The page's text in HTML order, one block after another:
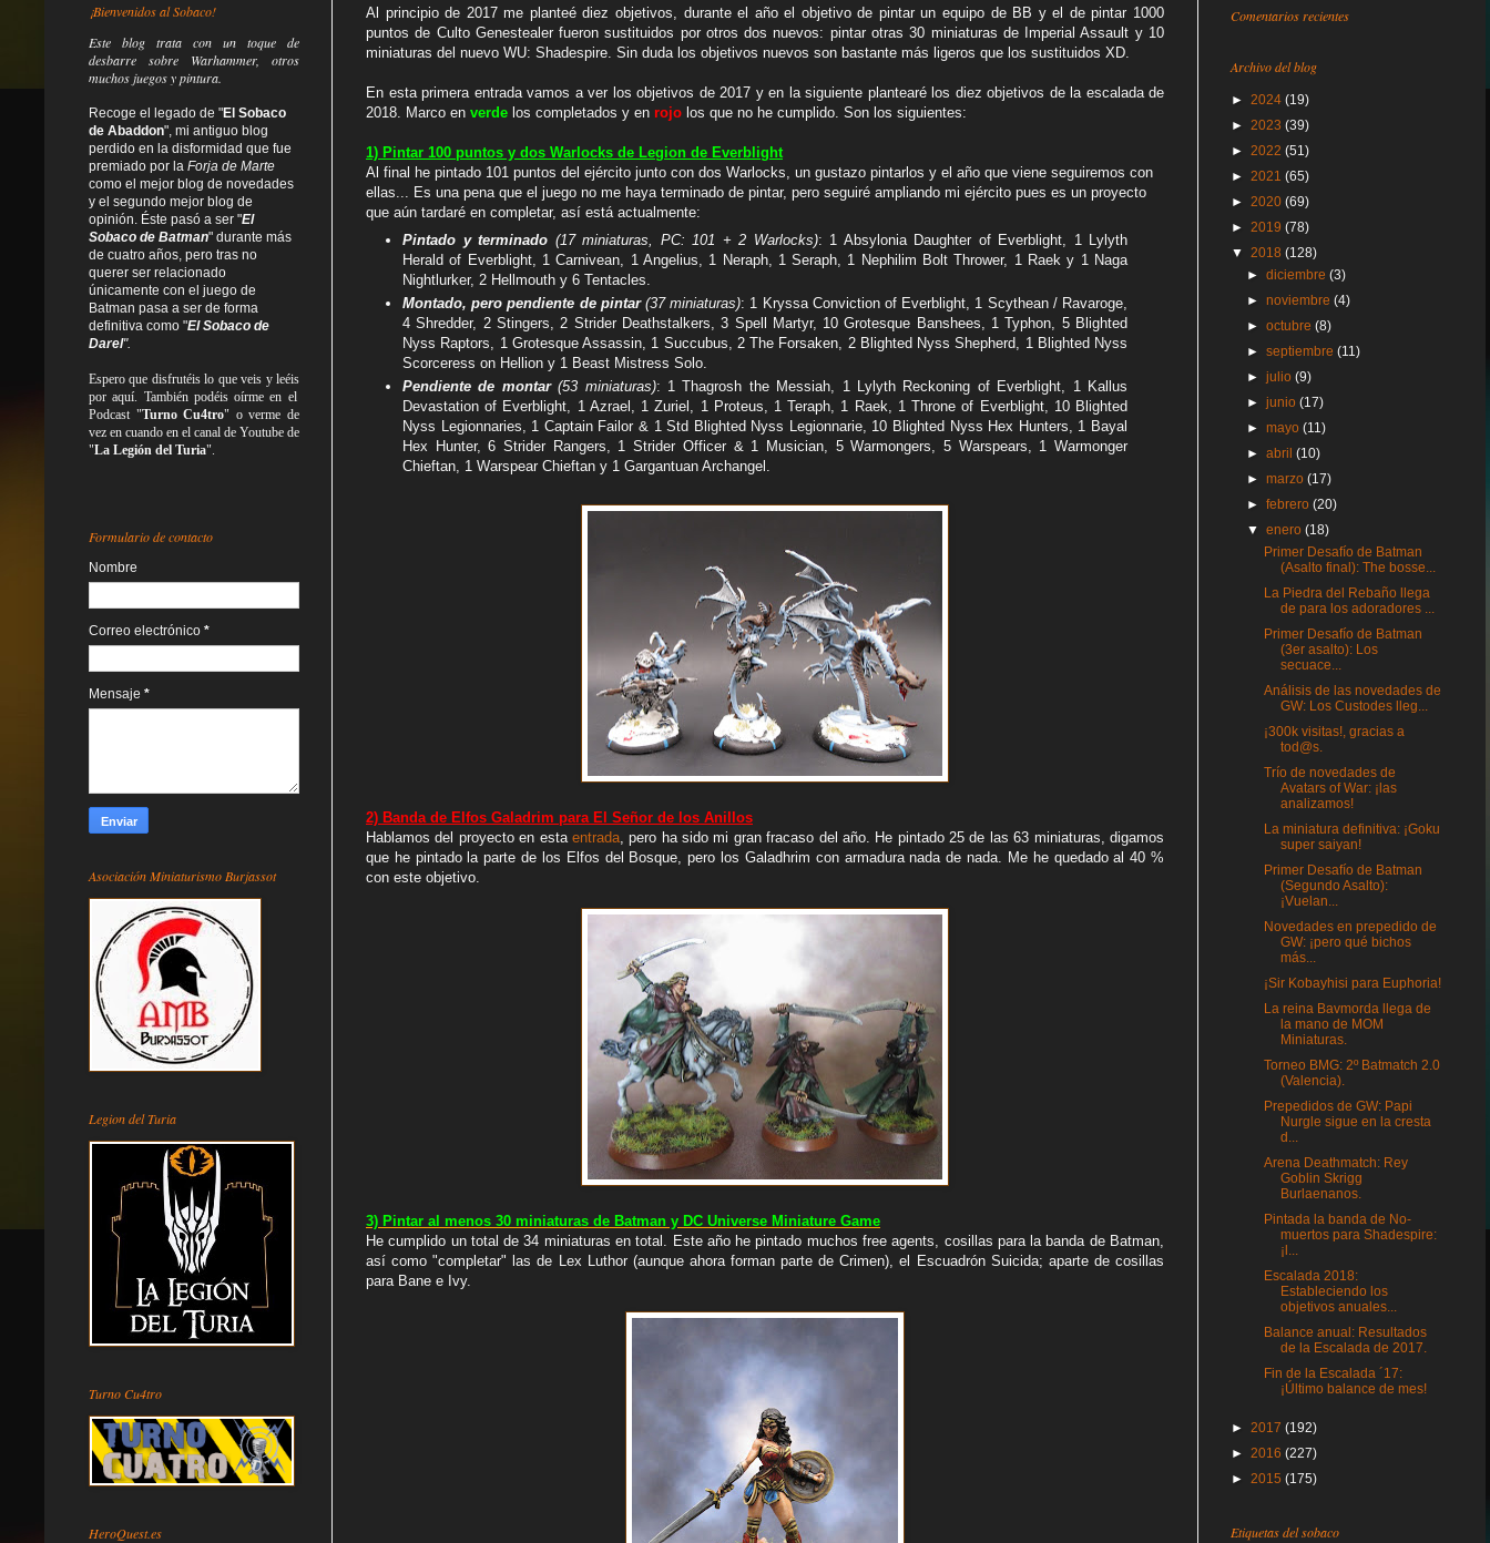
Al principio de 2017 me planteé diez objetivos, durante el año el objetivo de pintar un equipo de BB y el de pintar 1000
puntos de Culto Genestealer fueron sustituidos por otros dos nuevos: pintar otras 30 miniaturas de Imperial Assault y 10
miniaturas del nuevo WU: Shadespire. Sin duda los objetivos nuevos son bastante más ligeros que los sustituidos XD.
En esta primera entrada vamos a ver los objetivos de 2017 y en la siguiente plantearé los diez objetivos de la escalada de
2018. Marco en verde los completados y en rojo los que no he cumplido. Son los siguientes:
1) Pintar 100 puntos y dos Warlocks de Legion de Everblight
Al final he pintado 101 puntos del ejército junto con dos Warlocks, un gustazo pintarlos y el año que viene seguiremos con
ellas... Es una pena que el juego no me haya terminado de pintar, pero seguiré ampliando mi ejército pues es un proyecto
que aún tardaré en completar, así está actualmente:
Pintado y terminado (17 miniaturas, PC: 101 + 2 Warlocks): 1 Absylonia Daughter of Everblight, 1 Lylyth
Herald of Everblight, 1 Carnivean, 1 Angelius, 1 Neraph, 1 Seraph, 1 Nephilim Bolt Thrower, 1 Raek y 1 Naga
Nightlurker, 2 Hellmouth y 6 Tentacles.
Montado, pero pendiente de pintar (37 miniaturas): 1 Kryssa Conviction of Everblight, 1 Scythean / Ravaroge,
4 Shredder, 2 Stingers, 2 Strider Deathstalkers, 3 Spell Martyr, 10 Grotesque Banshees, 1 Typhon, 5 Blighted
Nyss Raptors, 1 Grotesque Assassin, 1 Succubus, 2 The Forsaken, 2 Blighted Nyss Shepherd, 1 Blighted Nyss
Scorceress on Hellion y 1 Beast Mistress Solo.
Pendiente de montar(53 miniaturas): 1 Thagrosh the Messiah, 1 Lylyth Reckoning of Everblight, 1 Kallus
Devastation of Everblight, 1 Azrael, 1 Zuriel, 1 Proteus, 1 Teraph, 1 Raek, 1 Throne of Everblight, 10 Blighted
Nyss Legionnaries, 1 Captain Failor & 1 Std Blighted Nyss Legionnarie, 10 Blighted Nyss Hex Hunters, 1 Bayal
Hex Hunter, 6 Strider Rangers, 1 Strider Officer & 1 Musician, 5 Warmongers, 5 Warspears, 1 Warmonger
Chieftan, 1 Warspear Chieftan y 1 Gargantuan Archangel.
2) Banda de Elfos Galadrim para El Señor de los Anillos
Hablamos del proyecto en esta entrada, pero ha sido mi gran fracaso del año. He pintado 25 de las 63 miniaturas, digamos
que he pintado la parte de los Elfos del Bosque, pero los Galadhrim con armadura nada de nada. Me he quedado al 40 %
con este objetivo.
3) Pintar al menos 30 miniaturas de Batman y DC Universe Miniature Game
He cumplido un total de 34 miniaturas en total. Este año he pintado muchos free agents, cosillas para la banda de Batman,
así como "completar" las de Lex Luthor (aunque ahora forman parte de Crimen), el Escuadrón Suicida; aparte de cosillas
para Bane e Ivy.
¡Bienvenidos al Sobaco!
Este blog trata con un toque de
desbarre sobre Warhammer, otros
muchos juegos y pintura.
Recoge el legado de "El Sobaco
de Abaddon", mi antiguo blog
perdido en la disformidad que fue
premiado por la Forja de Marte
como el mejor blog de novedades
y el segundo mejor blog de
opinión. Éste pasó a ser "El
Sobaco de Batman" durante más
de cuatro años, pero tras no
querer ser relacionado
únicamente con el juego de
Batman pasa a ser de forma
definitiva como "El Sobaco de
Darel".
Espero que disfrutéis lo queveis yleéis
por aquí. También podéis oírme en el
Podcast "Turno Cu4tro" o verme de
vez en cuando en el canal de Youtube de
"La Legión del Turia".
Formulario de contacto
Nombre
Correo electrónico *
Mensaje *
Asociación Miniaturismo Burjassot
Legion del Turia
Turno Cu4tro
HeroQuest.es
Comentarios recientes
Archivo del blog
► 2024 (19)
► 2023 (39)
► 2022 (51)
► 2021 (65)
► 2020 (69)
► 2019 (78)
▼ 2018 (128)
►diciembre(3)
►noviembre(4)
►octubre(8)
►septiembre(11)
►julio(9)
►junio(17)
►mayo(11)
►abril(10)
►marzo(17)
►febrero(20)
▼enero(18)
Primer Desafío de Batman
(Asalto final): The bosse...
La Piedra del Rebaño llega
de para los adoradores ...
Primer Desafío de Batman
(3er asalto): Los
secuace...
Análisis de las novedades de
GW: Los Custodes lleg...
¡300k visitas!, gracias a
tod@s.
Trío de novedades de
Avatars of War: ¡las
analizamos!
La miniatura definitiva: ¡Goku
super saiyan!
Primer Desafío de Batman
(Segundo Asalto):
¡Vuelan...
Novedades en prepedido de
GW: ¡pero qué bichos
más...
¡Sir Kobayhisi para Euphoria!
La reina Bavmorda llega de
la mano de MOM
Miniaturas.
Torneo BMG: 2º Batmatch 2.0
(Valencia).
Prepedidos de GW: Papi
Nurgle sigue en la cresta
d...
Arena Deathmatch: Rey
Goblin Skrigg
Burlaenanos.
Pintada la banda de No-
muertos para Shadespire:
¡l...
Escalada 2018:
Estableciendo los
objetivos anuales...
Balance anual: Resultados
de la Escalada de 2017.
Fin de la Escalada ´17:
¡Último balance de mes!
► 2017 (192)
► 2016 (227)
► 2015 (175)
Etiquetas del sobaco